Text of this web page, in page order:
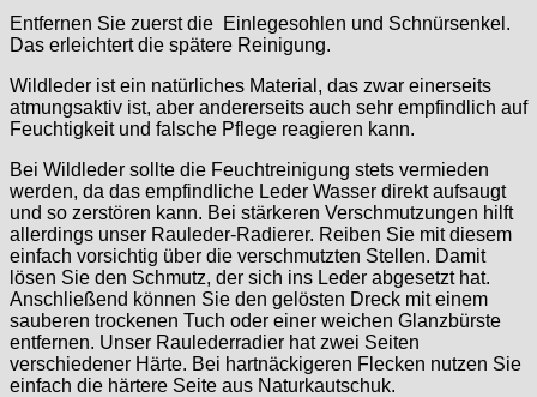
Entfernen Sie zuerst die Einlegesohlen und Schnürsenkel.
Das erleichtert die spätere Reinigung.
Wildleder ist ein natürliches Material, das zwar einerseits
atmungsaktiv ist, aber andererseits auch sehr empfindlich auf
Feuchtigkeit und falsche Pflege reagieren kann.
Bei Wildleder sollte die Feuchtreinigung stets vermieden
werden, da das empfindliche Leder Wasser direkt aufsaugt
und so zerstören kann. Bei stärkeren Verschmutzungen hilft
allerdings unser Rauleder-Radierer. Reiben Sie mit diesem
einfach vorsichtig über die verschmutzten Stellen. Damit
lösen Sie den Schmutz, der sich ins Leder abgesetzt hat.
Anschließend können Sie den gelösten Dreck mit einem
sauberen trockenen Tuch oder einer weichen Glanzbürste
entfernen. Unser Raulederradier hat zwei Seiten
verschiedener Härte. Bei hartnäckigeren Flecken nutzen Sie
einfach die härtere Seite aus Naturkautschuk.